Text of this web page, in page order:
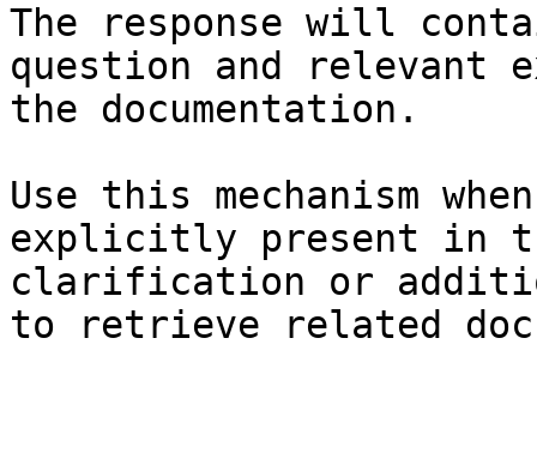
The response will
question and relevant
the documentation.
Use this mechanism
explicitly present in
clarification or